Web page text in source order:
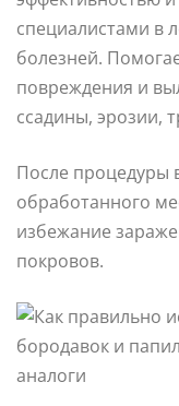
специалистами в
болезней.
повреждения и
ссадины, эрозии,
После процедуры
обработанного
избежание
покровов.